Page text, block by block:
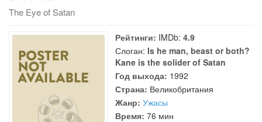
The Eye of Satan
Рейтинги: IMDb: 4.9
Слоган: Is he man, beast or both?
Kane is the solider of Satan
Год выхода: 1992
Страна: Великобритания
Жанр: Ужасы
Время: 76 мин